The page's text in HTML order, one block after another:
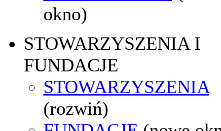
okno)
STOWARZYSZENIA I
FUNDACJE
STOWARZYSZENIA
(rozwiń)